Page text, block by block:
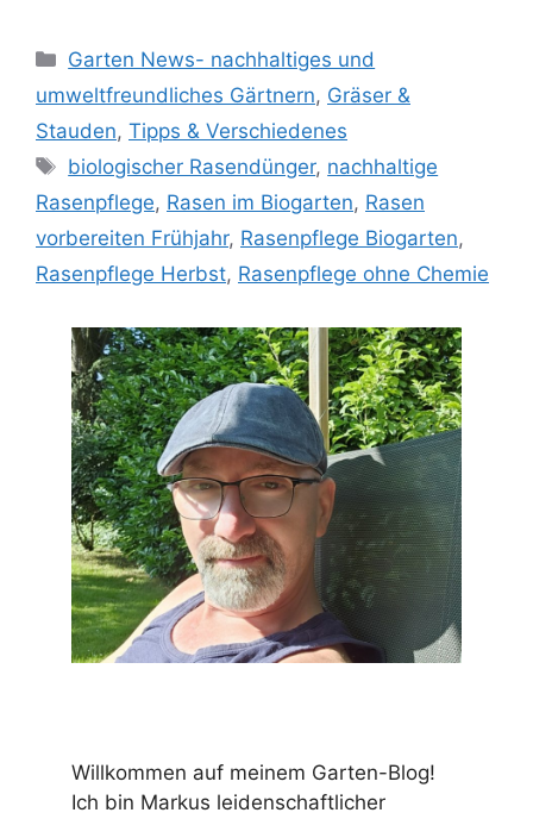
Kategorien
Garten News- nachhaltiges und
umweltfreundliches Gärtnern, Gräser &
Stauden, Tipps & Verschiedenes
Schlagwörter
biologischer Rasendünger, nachhaltige
Rasenpflege, Rasen im Biogarten, Rasen
vorbereiten Frühjahr, Rasenpflege Biogarten,
Rasenpflege Herbst, Rasenpflege ohne Chemie
Willkommen auf meinem Garten-Blog!
Ich bin Markus leidenschaftlicher